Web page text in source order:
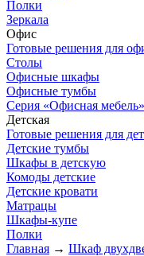
Полки
Зеркала
Офис
Готовые решения для
Столы
Офисные шкафы
Офисные тумбы
Серия «Офисная мебель»
Детская
Готовые решения для
Детские тумбы
Шкафы в детскую
Комоды детские
Детские кровати
Матрацы
Шкафы-купе
Полки
Главная → Шкаф